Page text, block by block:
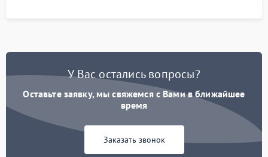
У Вас остались вопросы?
Оставьте заявку, мы свяжемся с Вами в ближайшее
время
Заказать звонок